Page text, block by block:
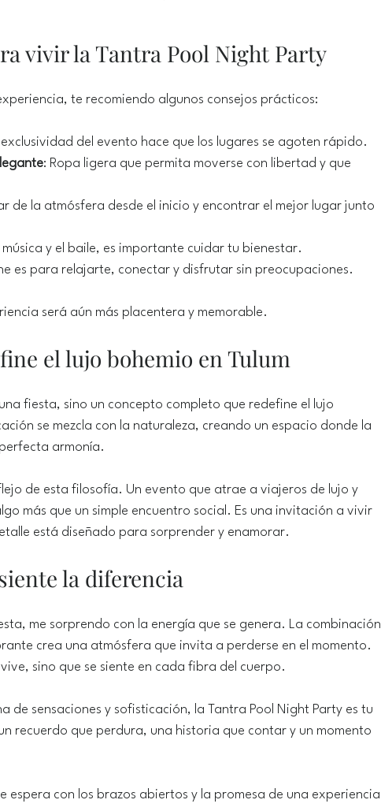
vivir la Tantra Pool Night Party
te recomiendo algunos consejos prácticos:
exclusividad del evento hace que los lugares se agoten rápido.
: Ropa ligera que permita moverse con libertad y que
de la atmósfera desde el inicio y encontrar el mejor lugar junto
música y el baile, es importante cuidar tu bienestar.
es para relajarte, conectar y disfrutar sin preocupaciones.
será aún más placentera y memorable.
el lujo bohemio en Tulum
fiesta, sino un concepto completo que redefine el lujo
se mezcla con la naturaleza, creando un espacio donde la
armonía.
de esta filosofía. Un evento que atrae a viajeros de lujo y
más que un simple encuentro social. Es una invitación a vivir
está diseñado para sorprender y enamorar.
la diferencia
me sorprendo con la energía que se genera. La combinación
crea una atmósfera que invita a perderse en el momento.
sino que se siente en cada fibra del cuerpo.
de sensaciones y sofisticación, la Tantra Pool Night Party es tu
recuerdo que perdura, una historia que contar y un momento
espera con los brazos abiertos y la promesa de una experiencia